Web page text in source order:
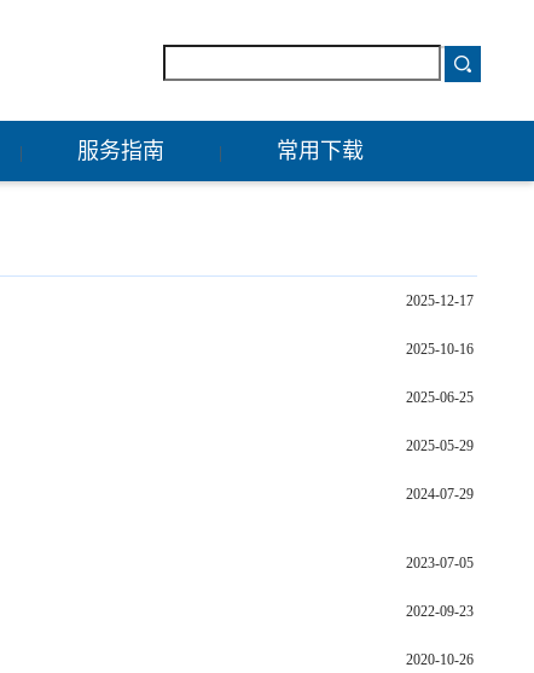
服务指南 常用下载
2025-12-17
2025-10-16
2025-06-25
2025-05-29
2024-07-29
2023-07-05
2022-09-23
2020-10-26